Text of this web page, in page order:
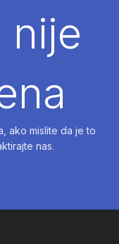
nije
ako mislite da je to
nas.